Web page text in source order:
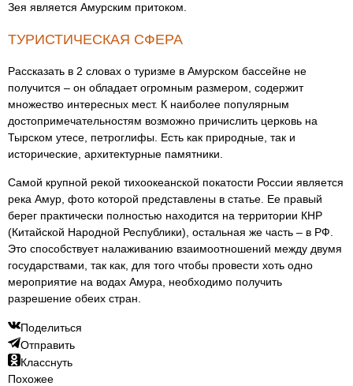
Зея является Амурским притоком.
ТУРИСТИЧЕСКАЯ СФЕРА
Рассказать в 2 словах о туризме в Амурском бассейне не
получится – он обладает огромным размером, содержит
множество интересных мест. К наиболее популярным
достопримечательностям возможно причислить церковь на
Тырском утесе, петроглифы. Есть как природные, так и
исторические, архитектурные памятники.
Самой крупной рекой тихоокеанской покатости России является
река Амур, фото которой представлены в статье. Ее правый
берег практически полностью находится на территории КНР
(Китайской Народной Республики), остальная же часть – в РФ.
Это способствует налаживанию взаимоотношений между двумя
государствами, так как, для того чтобы провести хоть одно
мероприятие на водах Амура, необходимо получить
разрешение обеих стран.
Поделиться
Отправить
Класснуть
Похожее